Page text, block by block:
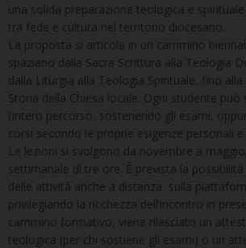
una solida preparazione teologica e
tra fede e cultura nel territorio diocesano.
La proposta si articola in un cammino
spaziano dalla Sacra Scrittura alla Teologia
dalla Liturgia alla Teologia Spirituale, fino
Storia della Chiesa locale. Ogni studente può
l’intero percorso, sostenendo gli esami,
corsi secondo le proprie esigenze personali e
Le lezioni si svolgono da novembre a
settimanale di tre ore. È prevista la
delle attività anche a distanza sulla
privilegiando la ricchezza dell’incontro in
cammino formativo, viene rilasciato un
teologica (per chi sostiene gli esami) o un